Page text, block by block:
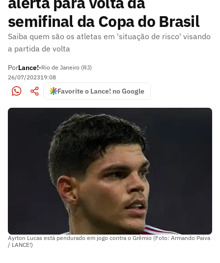
semifinal da Copa do Brasil
Saiba quem são os atletas em 'situação de risco' visando
a partida de volta
PorLance!•Rio de Janeiro (RJ)
26/07/202319:08
Favorite o Lance! no Google
Ayrton Lucas está pendurado em jogo contra o Grêmio (Foto: Armando Paiva
/ LANCE!)